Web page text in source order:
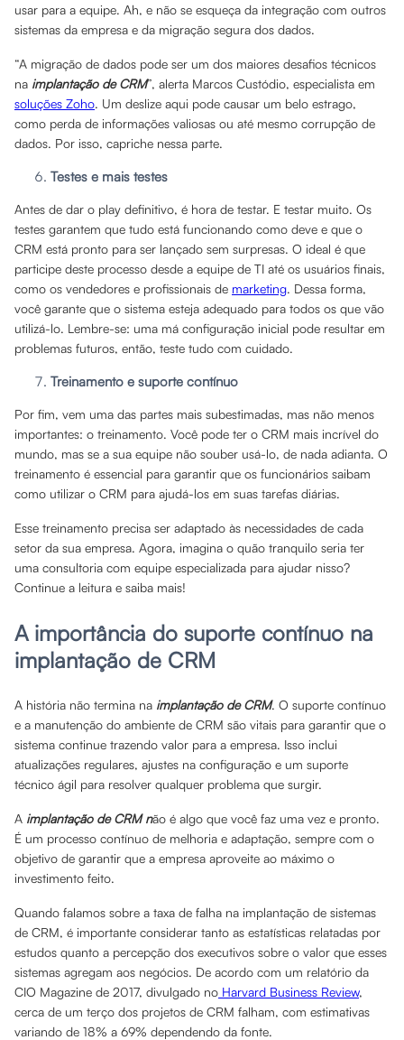
usar para a equipe. Ah, e não se esqueça da integração com outros
sistemas da empresa e da migração segura dos dados.
“A migração de dados pode ser um dos maiores desafios técnicos
na implantação de CRM”, alerta Marcos Custódio, especialista em
soluções Zoho. Um deslize aqui pode causar um belo estrago,
como perda de informações valiosas ou até mesmo corrupção de
dados. Por isso, capriche nessa parte.
Testes e mais testes
Antes de dar o play definitivo, é hora de testar. E testar muito. Os
testes garantem que tudo está funcionando como deve e que o
CRM está pronto para ser lançado sem surpresas. O ideal é que
participe deste processo desde a equipe de TI até os usuários finais,
como os vendedores e profissionais de marketing. Dessa forma,
você garante que o sistema esteja adequado para todos os que vão
utilizá-lo. Lembre-se: uma má configuração inicial pode resultar em
problemas futuros, então, teste tudo com cuidado.
Treinamento e suporte contínuo
Por fim, vem uma das partes mais subestimadas, mas não menos
importantes: o treinamento. Você pode ter o CRM mais incrível do
mundo, mas se a sua equipe não souber usá-lo, de nada adianta. O
treinamento é essencial para garantir que os funcionários saibam
como utilizar o CRM para ajudá-los em suas tarefas diárias.
Esse treinamento precisa ser adaptado às necessidades de cada
setor da sua empresa. Agora, imagina o quão tranquilo seria ter
uma consultoria com equipe especializada para ajudar nisso?
Continue a leitura e saiba mais!
A importância do suporte contínuo na
implantação de CRM
A história não termina na implantação de CRM. O suporte contínuo
e a manutenção do ambiente de CRM são vitais para garantir que o
sistema continue trazendo valor para a empresa. Isso inclui
atualizações regulares, ajustes na configuração e um suporte
técnico ágil para resolver qualquer problema que surgir.
A implantação de CRM não é algo que você faz uma vez e pronto.
É um processo contínuo de melhoria e adaptação, sempre com o
objetivo de garantir que a empresa aproveite ao máximo o
investimento feito.
Quando falamos sobre a taxa de falha na implantação de sistemas
de CRM, é importante considerar tanto as estatísticas relatadas por
estudos quanto a percepção dos executivos sobre o valor que esses
sistemas agregam aos negócios. De acordo com um relatório da
CIO Magazine de 2017, divulgado no Harvard Business Review,
cerca de um terço dos projetos de CRM falham, com estimativas
variando de 18% a 69% dependendo da fonte.